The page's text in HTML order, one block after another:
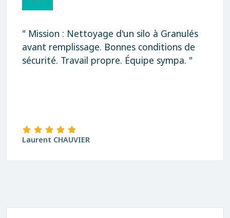
" Mission : Nettoyage d'un silo à Granulés
avant remplissage. Bonnes conditions de
sécurité. Travail propre. Équipe sympa. "
Laurent CHAUVIER